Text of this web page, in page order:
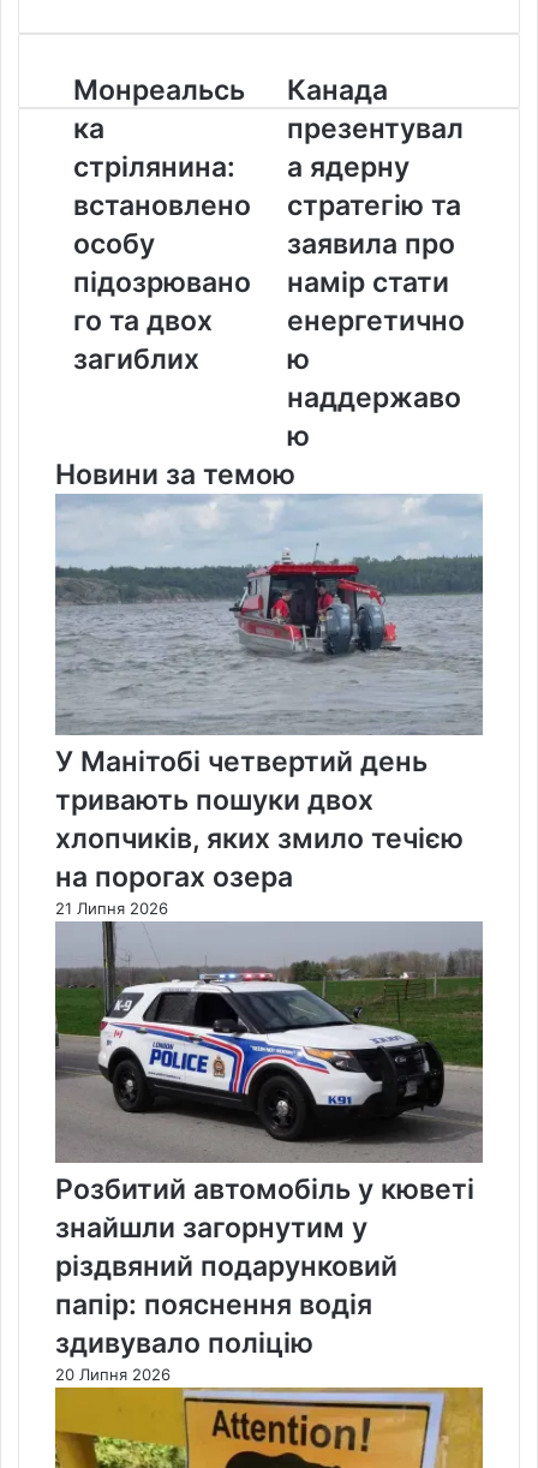
Монреальська
стрілянина:
встановлено
особу
підозрюваного
та
двох
загиблих
Монреальсь
ка
стрілянина:
встановлено
особу
підозрювано
го та двох
загиблих
Канада
презентувала
ядерну
стратегію
та
заявила
про
намір
стати
наддержавою
Канада
презентувал
а ядерну
стратегію та
заявила про
намір стати
енергетично
ю
наддержаво
ю
Новини за темою
У Манітобі четвертий день
тривають пошуки двох
хлопчиків, яких змило течією
на порогах озера
21 Липня 2026
Розбитий автомобіль у кюветі
знайшли загорнутим у
різдвяний подарунковий
папір: пояснення водія
здивувало поліцію
20 Липня 2026